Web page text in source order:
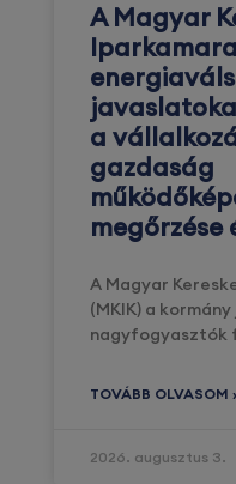
A Magyar
a
gazdaság
megőrzése
A Magyar
(MKIK) a
nagyfogyasztók
TOVÁBB OLVASOM
2026. augusztus 3.